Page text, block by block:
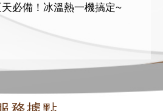
必備！冰溫熱一機搞定~